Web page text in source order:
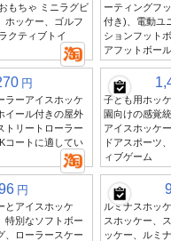
もちゃ ミニラグビ
ホッケー、ゴルフ
クティブトイ
ーティングフ
付き)、電動ユ
ションフット
アフットボー
円
ラーアイスホッケ
イール付きの屋外
トリートローラー
コートに適してい
子ども用ホッ
園向けの感覚
アイスホッケ
ドアスポーツ
ィブゲーム
円
とアイスホッケ
特別なソフトボー
、ローラースケー
ルミナスホッ
スホッケー、
ッケー、ルミ